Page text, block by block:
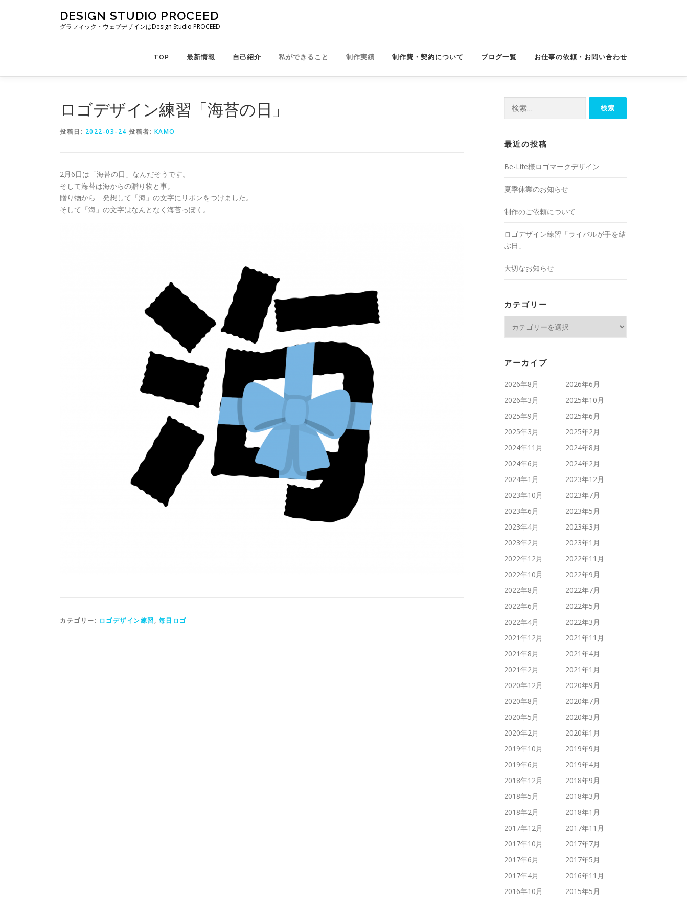
ス
DESIGN STUDIO PROCEED
グラフィック・ウェブデザインはDesign Studio PROCEED
TOP 最新情報 自己紹介 私ができること 制作実績 制作費・契約について ブログ一覧 お仕事の依頼・お問い合わせ
ロゴデザイン練習「海苔の日」
投稿日: 2022-03-24 投稿者: KAMO
2月6日は「海苔の日」なんだそうです。
そして海苔は海からの贈り物と事。
贈り物から 発想して「海」の文字にリボンをつけました。
そして「海」の文字はなんとなく海苔っぽく。
カテゴリー: ロゴデザイン練習, 毎日ロゴ
最近の投稿
Be-Life様ロゴマークデザイン
夏季休業のお知らせ
制作のご依頼について
ロゴデザイン練習「ライバルが手を結
ぶ日」
大切なお知らせ
カテゴリー
ー
アーカイブ
2026年8月
2026年6月
2026年3月
2025年10月
2025年9月
2025年6月
2025年3月
2025年2月
2024年11月
2024年8月
2024年6月
2024年2月
2024年1月
2023年12月
2023年10月
2023年7月
2023年6月
2023年5月
2023年4月
2023年3月
2023年2月
2023年1月
2022年12月
2022年11月
2022年10月
2022年9月
2022年8月
2022年7月
2022年6月
2022年5月
2022年4月
2022年3月
2021年12月
2021年11月
2021年8月
2021年4月
2021年2月
2021年1月
2020年12月
2020年9月
2020年8月
2020年7月
2020年5月
2020年3月
2020年2月
2020年1月
2019年10月
2019年9月
2019年6月
2019年4月
2018年12月
2018年9月
2018年5月
2018年3月
2018年2月
2018年1月
2017年12月
2017年11月
2017年10月
2017年7月
2017年6月
2017年5月
2017年4月
2016年11月
2016年10月
2015年5月